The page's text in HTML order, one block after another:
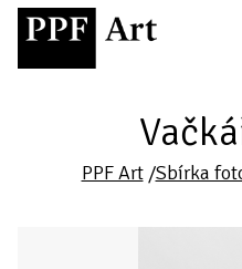
PPF Art/Sbírka